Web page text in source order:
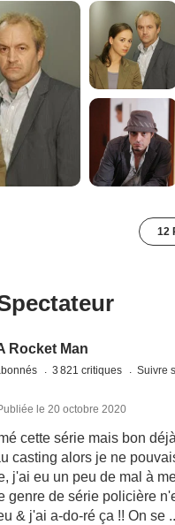
12
Rocket Man
3 821 critiques Suivre
le 20 octobre 2020
cette série mais bon
casting alors je ne
j'ai eu un peu de mal à
genre de série policière
& j'ai a-do-ré ça !! On se